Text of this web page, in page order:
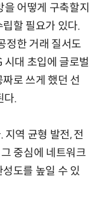
어떻게 구축할지
할 필요가 있다.
정한 거래 질서도
시대 초입에 글로벌
로 쓰게 했던 선
다.
역 균형 발전, 전
중심에 네트워크
도를 높일 수 있